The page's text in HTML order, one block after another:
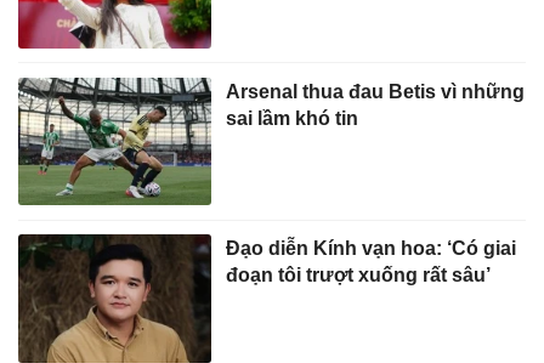
Arsenal thua đau Betis vì những
sai lầm khó tin
Đạo diễn Kính vạn hoa: ‘Có giai
đoạn tôi trượt xuống rất sâu’